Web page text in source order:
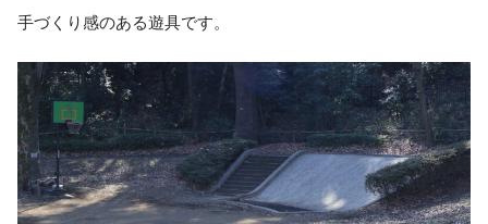
手づくり感のある遊具です。